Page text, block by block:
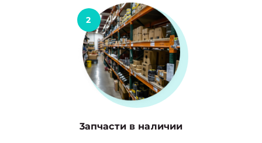
2
3апчасти в наличии